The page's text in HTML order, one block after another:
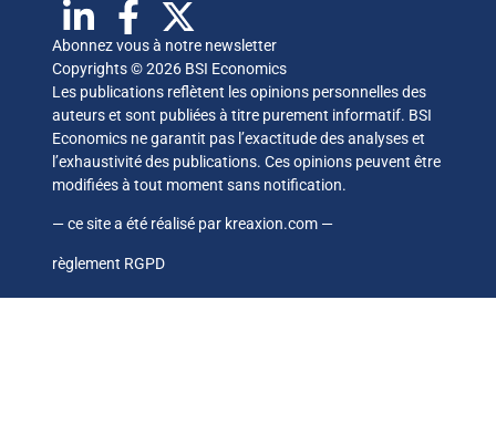
Abonnez vous à notre newsletter
Copyrights © 2026 BSI Economics
Les publications reflètent les opinions personnelles des
auteurs et sont publiées à titre purement informatif. BSI
Economics ne garantit pas l’exactitude des analyses et
l’exhaustivité des publications. Ces opinions peuvent être
modifiées à tout moment sans notification.
— ce site a été réalisé par kreaxion.com —
règlement RGPD